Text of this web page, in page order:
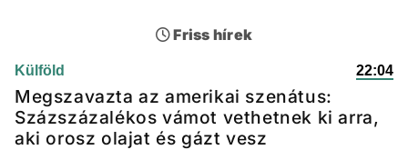
Friss hírek
Külföld 22:04
Megszavazta az amerikai szenátus:
Százszázalékos vámot vethetnek ki arra,
aki orosz olajat és gázt vesz